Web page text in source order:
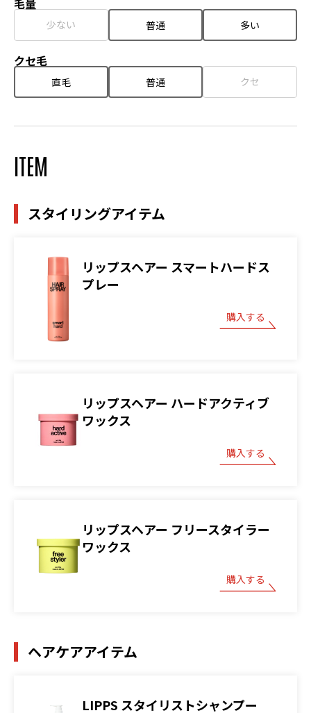
毛量
少ない 普通 多い
クセ毛
直毛 普通 クセ
ITEM
スタイリングアイテム
リップスヘアー スマートハードス
プレー
購入する
リップスヘアー ハードアクティブ
ワックス
購入する
リップスヘアー フリースタイラー
ワックス
購入する
ヘアケアアイテム
LIPPS スタイリストシャンプー